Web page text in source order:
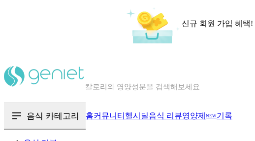
신규 회원 가입 혜택!
혈당 · 다이어트 음식 검색해보세요
음식 카테고리 홈커뮤니티 헬시딜음식 리뷰영양제 NEW기록